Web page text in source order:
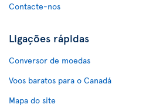
Contacte-nos
Ligações rápidas
Conversor de moedas
Voos baratos para o Canadá
Mapa do site